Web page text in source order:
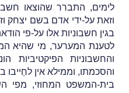
לימים, התברר שהוצאו
וזאת על-ידי אדם בשם יצחק
בגין חשבוניות אלו על-פי
לטענת המערער, מי שהיא
והחשבוניות הפיקטיביות
והסכמתו, וממילא אין לחַייבו
בית-המשפט המחוזי, מפי